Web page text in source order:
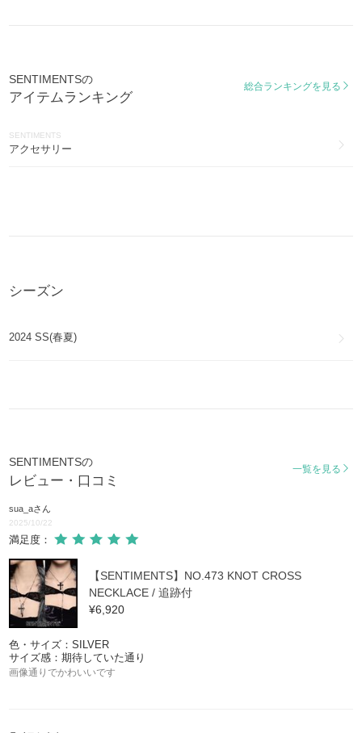
SENTIMENTSの
アイテムランキング
総合ランキングを見る
SENTIMENTS
アクセサリー
シーズン
2024 SS(春夏)
SENTIMENTSの
レビュー・口コミ
一覧を見る
sua_aさん
2025/10/22
満足度：
【SENTIMENTS】NO.473 KNOT CROSS
NECKLACE / 追跡付
¥6,920
色・サイズ：SILVER
サイズ感：期待していた通り
画像通りでかわいいです